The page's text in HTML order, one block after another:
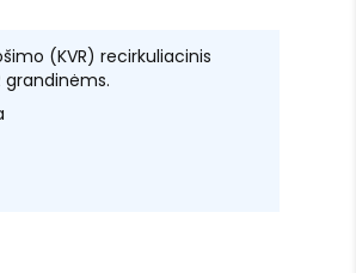
(KVR) recirkuliacinis
grandinėms.